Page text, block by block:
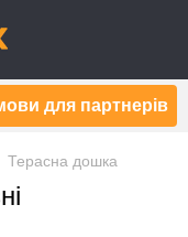
для партнерів
Терасна дошка